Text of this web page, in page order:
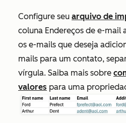
Configure seu arquivo de
coluna Endereços de e-mail
os e-mails que deseja
mails para um contato,
vírgula. Saiba mais sobre
valores para uma